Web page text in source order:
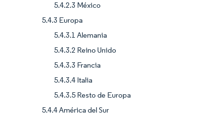
5.4.2.3 México
5.4.3 Europa
5.4.3.1 Alemania
5.4.3.2 Reino Unido
5.4.3.3 Francia
5.4.3.4 Italia
5.4.3.5 Resto de Europa
5.4.4 América del Sur